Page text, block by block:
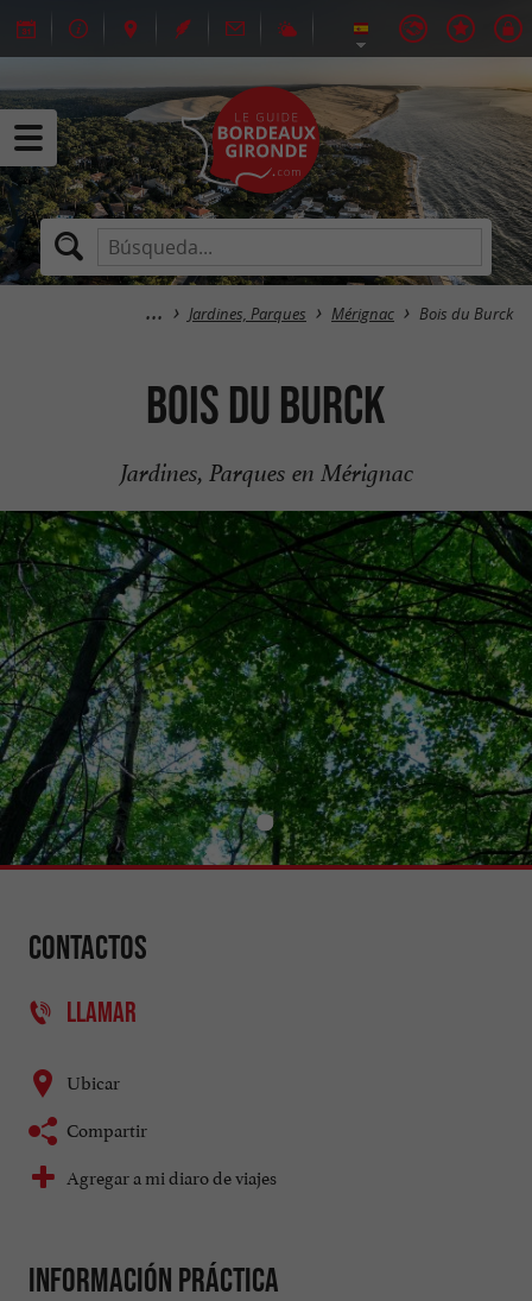
Jardines, Parques Mérignac Bois du Burck
Bois du Burck
Jardines, Parques en Mérignac
Contactos
LLAMAR
Ubicar
Compartir
Agregar a mi diaro de viajes
Información práctica